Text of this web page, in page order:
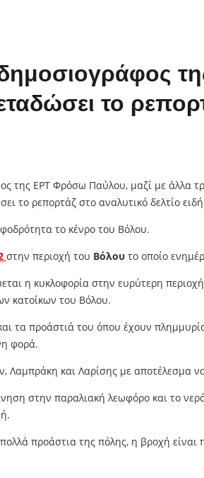
το
της ΕΡΤ Φρόσω Παύλου, μαζί με άλλα
το ρεπορτάζ στο αναλυτικό δελτίο
το κένρο του Βόλου.
στην περιοχή του Βόλου το οποίο
η κυκλοφορία στην ευρύτερη
κατοίκων του Βόλου.
προάστιά του όπου έχουν
φορά.
και Λαρίσης με αποτέλεσμα
στην παραλιακή λεωφόρο και το
προάστια της πόλης, η βροχή